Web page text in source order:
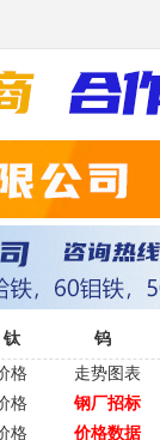
钛 钨
格
走势图表
格
钢厂招标
格
价格数据